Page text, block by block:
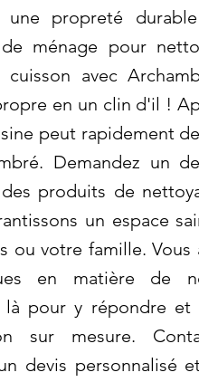
une propreté
ménage pour
cuisson avec
en un clin d'il !
peut rapidement
Demandez un
produits de
un espace
ou votre famille. Vous
en matière de
là pour y répondre et
sur mesure.
devis personnalisé